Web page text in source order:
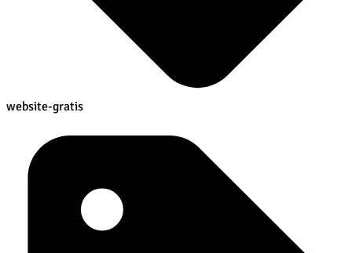
website-gratis